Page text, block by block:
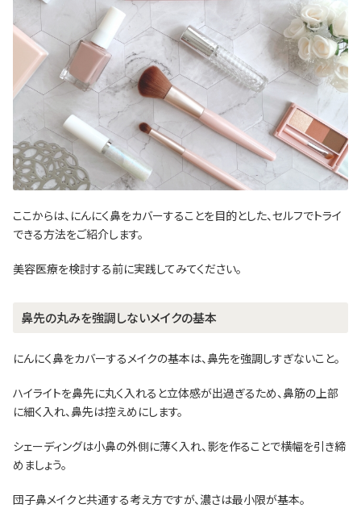
ここからは、にんにく鼻をカバーすることを目的とした、セルフでトライ
できる方法をご紹介します。
美容医療を検討する前に実践してみてください。
鼻先の丸みを強調しないメイクの基本
にんにく鼻をカバーするメイクの基本は、鼻先を強調しすぎないこと。
ハイライトを鼻先に丸く入れると立体感が出過ぎるため、鼻筋の上部
に細く入れ、鼻先は控えめにします。
シェーディングは小鼻の外側に薄く入れ、影を作ることで横幅を引き締
めましょう。
団子鼻メイクと共通する考え方ですが、濃さは最小限が基本。